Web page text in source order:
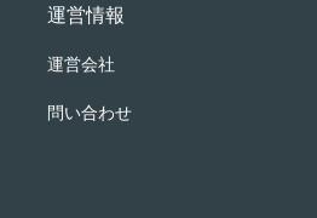
運営情報
運営会社
問い合わせ